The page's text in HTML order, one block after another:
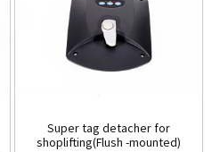
Super tag detacher for
shoplifting(Flush -mounted)